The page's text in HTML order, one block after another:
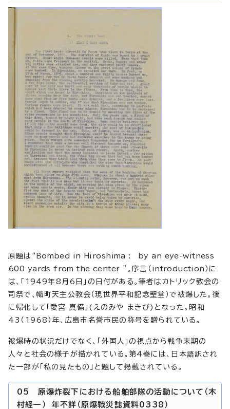
原題は“ Bombed in Hiroshima : by an eye-witness
600 yards from the center ”。序言（ introduction ）に
は、「1949年8月6日」の日付がある。筆者はカトリック教会の
司祭で、幟町天主公教会（現世界平和記念聖堂）で被爆した。後
に帰化して「愛宮 真備」(えのみや まきび)となった。昭和
43（1968）年、広島市名誉市民の称号を贈られている。
被爆時の状況だけでなく、「外国人」の視点から戦争末期の
人々と社会の様子が描かれている。第4巻には、日本語訳され
た一部が「私の見たもの」と題して掲載されている。
05 原爆炸裂下における船舶部隊の活動について（木
村経一） 年不詳（原爆戦災誌資料0338）